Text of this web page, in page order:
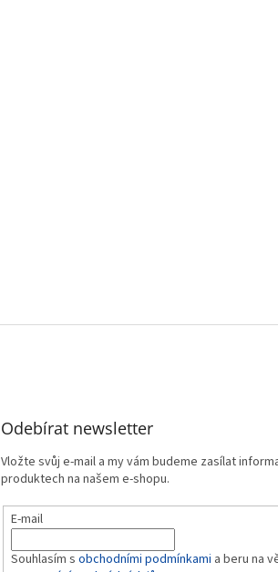
Odebírat newsletter
Vložte svůj e-mail a my vám budeme zasílat
produktech na našem e-shopu.
E-mail
Souhlasím sobchodními podmínkami a beru na